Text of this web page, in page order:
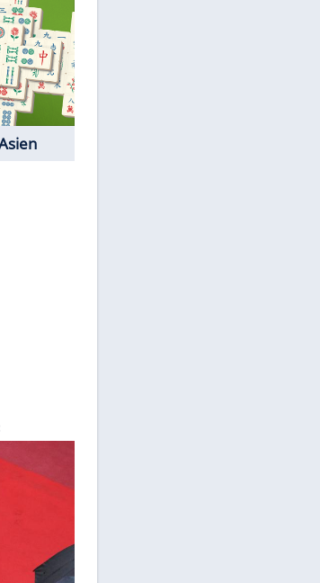
Spiele-Klassiker aus Asien